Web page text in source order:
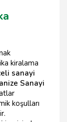
kiralama
sanayi
Sanayi
koşulları